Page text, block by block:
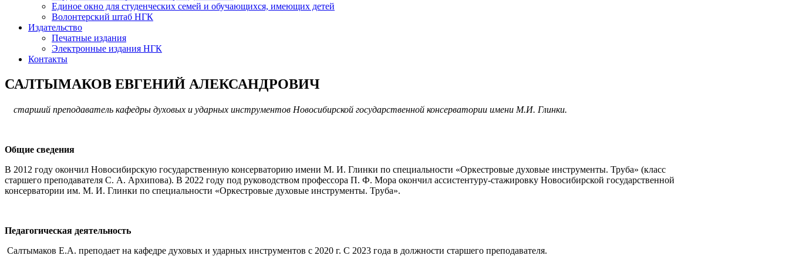
Единое окно для студенческих семей и обучающихся, имеющих детей
Волонтерский штаб НГК
Издательство
Печатные издания
Электронные издания НГК
Контакты
САЛТЫМАКОВ ЕВГЕНИЙ АЛЕКСАНДРОВИЧ
старший преподаватель кафедры духовых и ударных инструментов Новосибирской государственной консерватории имени М.И. Глинки.
Общие сведения
В 2012 году окончил Новосибирскую государственную консерваторию имени М. И. Глинки по специальности «Оркестровые духовые инструменты. Труба» (класс
старшего преподавателя С. А. Архипова). В 2022 году под руководством профессора П. Ф. Мора окончил ассистентуру-стажировку Новосибирской государственной
консерватории им. М. И. Глинки по специальности «Оркестровые духовые инструменты. Труба».
Педагогическая деятельность
Салтымаков Е.А. преподает на кафедре духовых и ударных инструментов с 2020 г. С 2023 года в должности старшего преподавателя.